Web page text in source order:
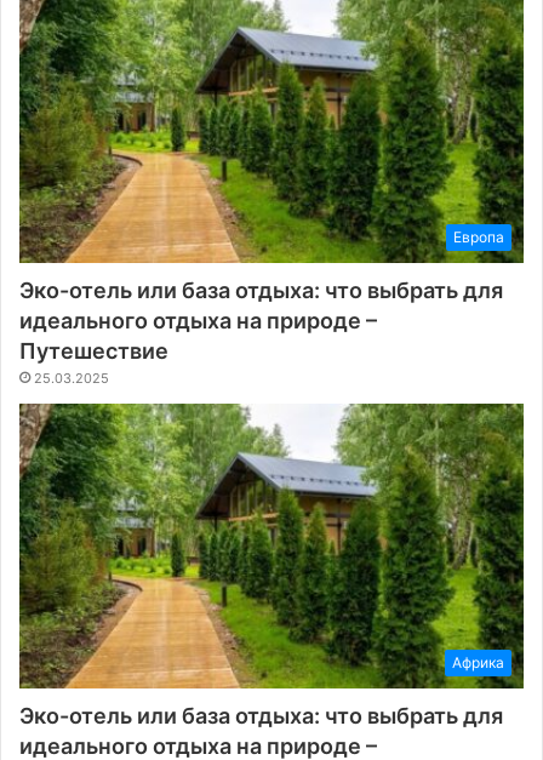
Европа
Эко-отель или база отдыха: что выбрать для
идеального отдыха на природе –
Путешествие
25.03.2025
Африка
Эко-отель или база отдыха: что выбрать для
идеального отдыха на природе –